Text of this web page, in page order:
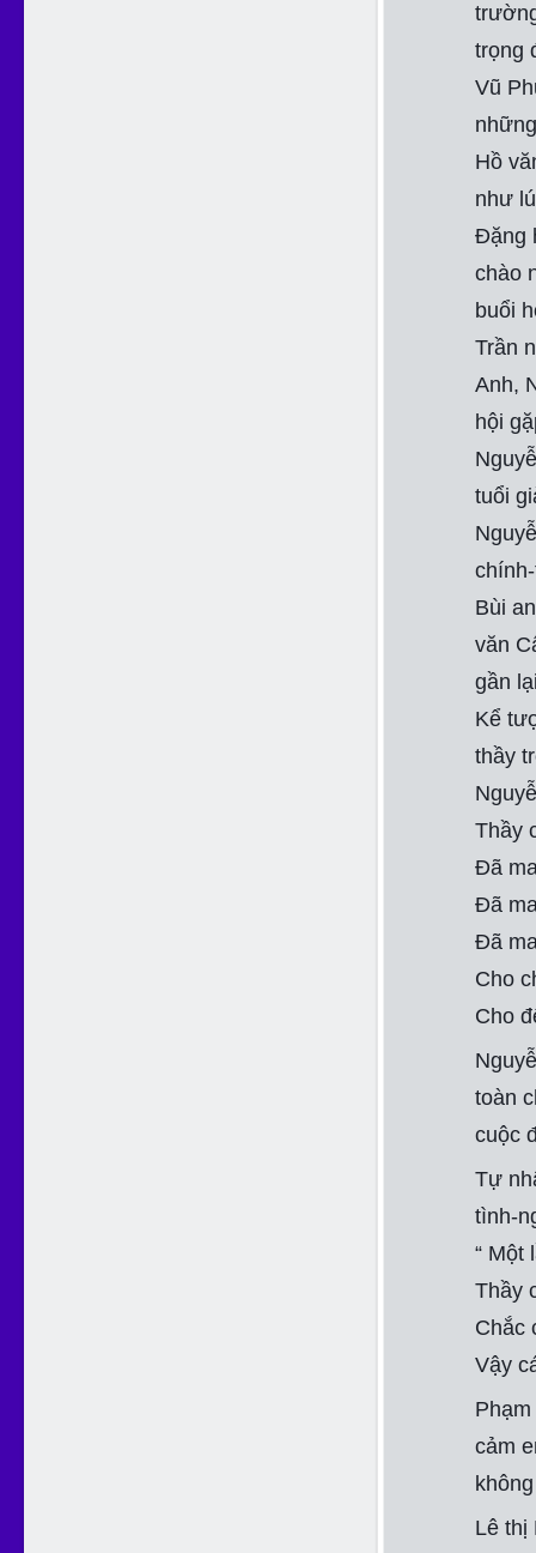
trọng
Vũ
Hồ
như
Đặng
chào
buổi
Trần
Anh,
hội
tuổi
Bùi
văn
gần
Kể
thầy
Thầy
Đã
Đã
Đã
Cho
Cho
toàn
cuộc
Tự
tình-
“ Một
Thầy
Chắc
Vậy
cảm
Lê thị